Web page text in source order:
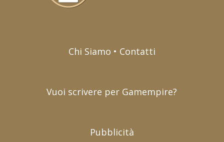
Chi Siamo • Contatti
Vuoi scrivere per Gamempire?
Pubblicità